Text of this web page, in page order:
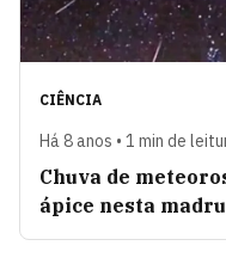
CIÊNCIA
Há 8 anos • 1 min de
Chuva de
ápice nesta